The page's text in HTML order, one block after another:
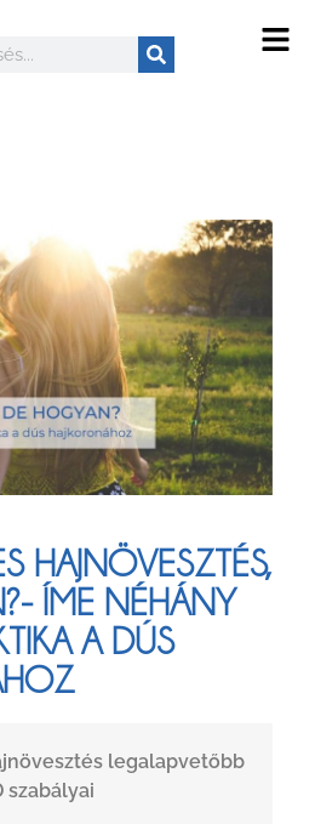
HAJNÖVESZTÉS,
ÍME NÉHÁNY
A DÚS
legalapvetőbb
szabályai